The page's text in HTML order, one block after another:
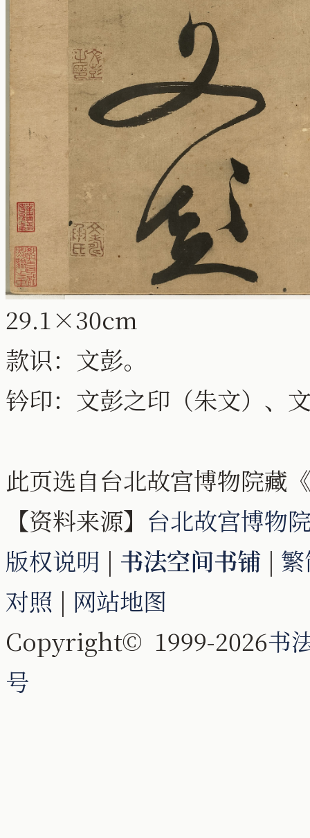
29.1×30cm
款识：文彭。
钤印：文彭之印（朱文）、
此页选自台北故宫博物院藏
【资料来源】 台北故宫博物
版权说明 | 书法空间书铺 |
对照 | 网站地图
Copyright© 1999-2026书
号